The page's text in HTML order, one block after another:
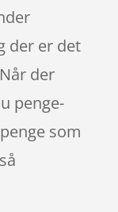
der er det
der
penge-
som